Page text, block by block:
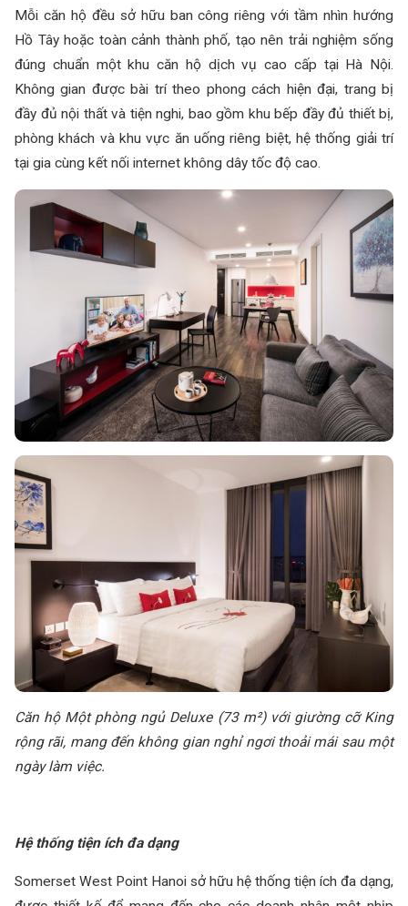
Mỗi căn hộ đều sở hữu ban công riêng với tầm nhìn hướng
Hồ Tây hoặc toàn cảnh thành phố, tạo nên trải nghiệm sống
đúng chuẩn một khu căn hộ dịch vụ cao cấp tại Hà Nội.
Không gian được bài trí theo phong cách hiện đại, trang bị
đầy đủ nội thất và tiện nghi, bao gồm khu bếp đầy đủ thiết bị,
phòng khách và khu vực ăn uống riêng biệt, hệ thống giải trí
tại gia cùng kết nối internet không dây tốc độ cao.
Căn hộ Một phòng ngủ Deluxe (73 m²) với giường cỡ King
rộng rãi, mang đến không gian nghỉ ngơi thoải mái sau một
ngày làm việc.
Hệ thống tiện ích đa dạng
Somerset West Point Hanoi sở hữu hệ thống tiện ích đa dạng,